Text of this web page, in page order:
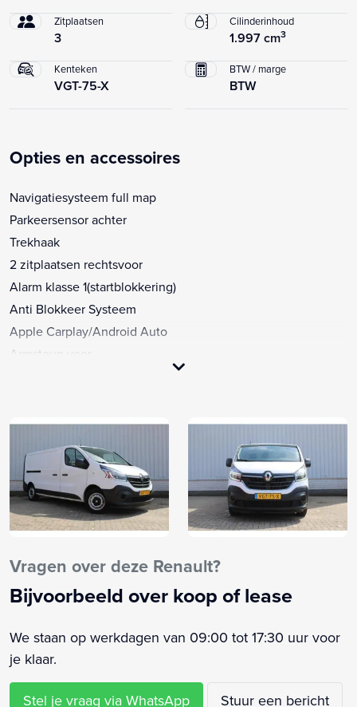
Zitplaatsen
3
Cilinderinhoud
1.997 cm3
Kenteken
VGT-75-X
BTW / marge
BTW
Opties en accessoires
Navigatiesysteem full map
Parkeersensor achter
Trekhaak
2 zitplaatsen rechtsvoor
Alarm klasse 1(startblokkering)
Anti Blokkeer Systeem
Apple Carplay/Android Auto
Armsteun voor
Bestuurdersstoel in hoogte verstelbaar
Brake Assist System
Buitenspiegels elektrisch verstel- en verwarmbaar
Buitentemperatuurmeter
Cruise control
Elektrische ramen voor
Elektronisch Stabiliteits Programma
LED dagrijverlichting
LED koplampen
Multimedia-voorbereiding
Radio
Start/stop systeem
Vragen over deze Renault?
Bijvoorbeeld over koop of lease
We staan op werkdagen van 09:00 tot 17:30 uur voor
je klaar.
Stel je vraag via WhatsApp Stuur een bericht